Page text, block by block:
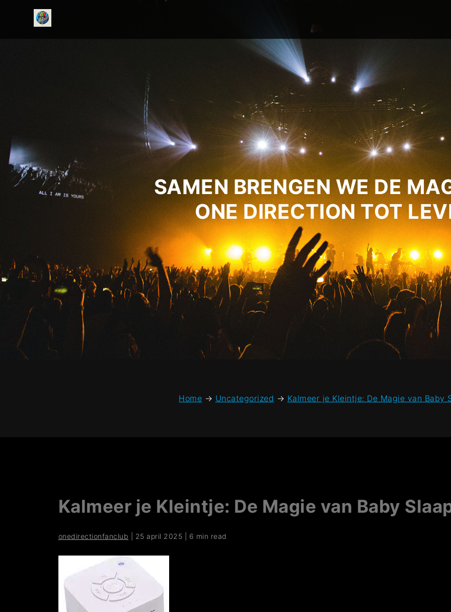
onedirectionfanclub.nl
SAMEN BRENGEN WE DE
ONE DIRECTION TOT
Home → Uncategorized → Kalmeer je Kleintje: De Magie van Baby
Kalmeer je Kleintje: De Magie van Baby
onedirectionfanclub 25 april 2025 6 min read